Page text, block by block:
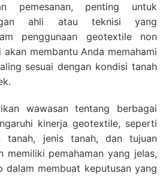
pemesanan, penting untuk
ahli atau teknisi yang
penggunaan geotextile non
membantu Anda memahami
sesuai dengan kondisi tanah
wawasan tentang berbagai
kinerja geotextile, seperti
tanah, jenis tanah, dan tujuan
memiliki pemahaman yang jelas,
dalam membuat keputusan yang